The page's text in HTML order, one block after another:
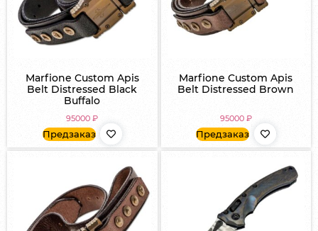
Marfione Custom Apis
Belt Distressed Black
Buffalo
95000₽
Предзаказ
Marfione Custom Apis
Belt Distressed Brown
95000 ₽
Предзаказ